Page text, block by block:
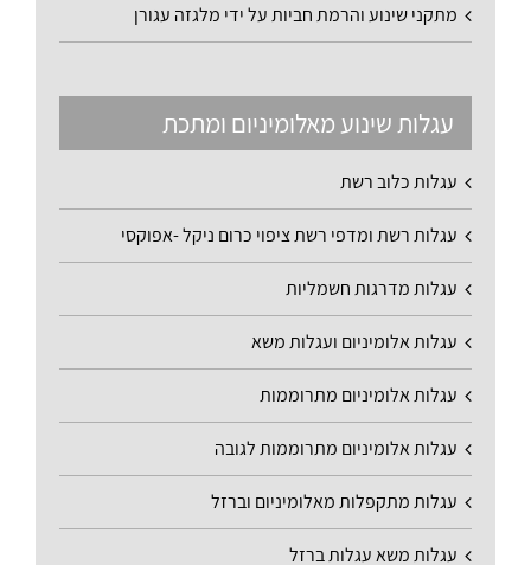
מתקני שינוע והרמת חביות על ידי מלגזה עגורן
עגלות שינוע מאלומיניום ומתכת
עגלות כלוב רשת
עגלות רשת ומדפי רשת ציפוי כרום ניקל -אפוקסי
עגלות מדרגות חשמליות
עגלות אלומיניום ועגלות משא
עגלות אלומיניום מתרוממות
עגלות אלומיניום מתרוממות לגובה
עגלות מתקפלות מאלומיניום וברזל
עגלות משא עגלות ברזל